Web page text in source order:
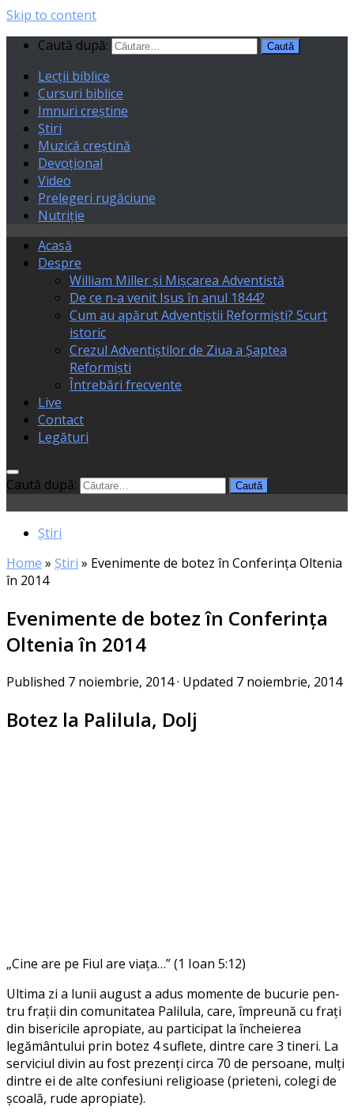
Skip to content
Caută după:
Lecții biblice
Cursuri biblice
Imnuri creștine
Știri
Muzică creștină
Devoțional
Video
Prelegeri rugăciune
Nutriție
Acasă
Despre
William Miller și Mișcarea Adventistă
De ce n‑a venit Isus în anul 1844?
Cum au apărut Adventiștii Reformiști? Scurt
istoric
Crezul Adventiștilor de Ziua a Șaptea
Reformiști
Întrebări frecvente
Live
Contact
Legături
Caută după:
Știri
Home » Știri » Evenimente de botez în Conferința Oltenia
în 2014
Evenimente de botez în Conferința
Oltenia în 2014
Published 7 noiembrie, 2014· Updated 7 noiembrie, 2014
Botez la Palilula, Dolj
„Cine are pe Fiul are via­ţa…” (1 Ioan 5:12)
Ultima zi a lunii august a adus momen­te de bucu­rie pen­
tru fra­ții din comu­ni­ta­tea Palilula, care, împre­u­nă cu fra­ţi
din bise­ri­ci­le apro­pi­a­te, au par­ti­ci­pat la înche­ie­rea
legămân­tu­lui prin botez 4 sufle­te, din­tre care 3 tineri. La
ser­vi­ci­ul divin au fost pre­zenţi cir­ca 70 de per­soa­ne, mulți
din­tre ei de alte con­fe­siuni reli­gi­oa­se (pri­e­te­ni, colegi de
şcoa­lă, rude apropiate).